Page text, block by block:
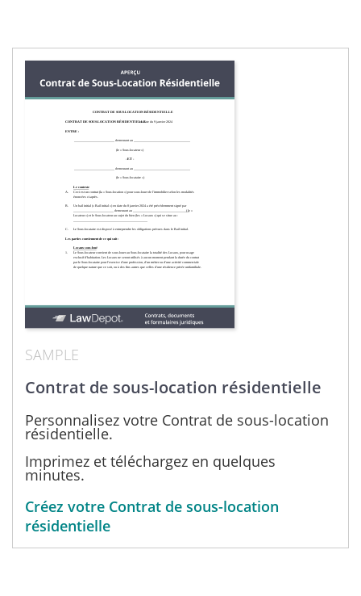
SAMPLE
Contrat de sous-location résidentielle
Personnalisez votre Contrat de sous-location
résidentielle.
Imprimez et téléchargez en quelques
minutes.
Créez votre Contrat de sous-location
résidentielle